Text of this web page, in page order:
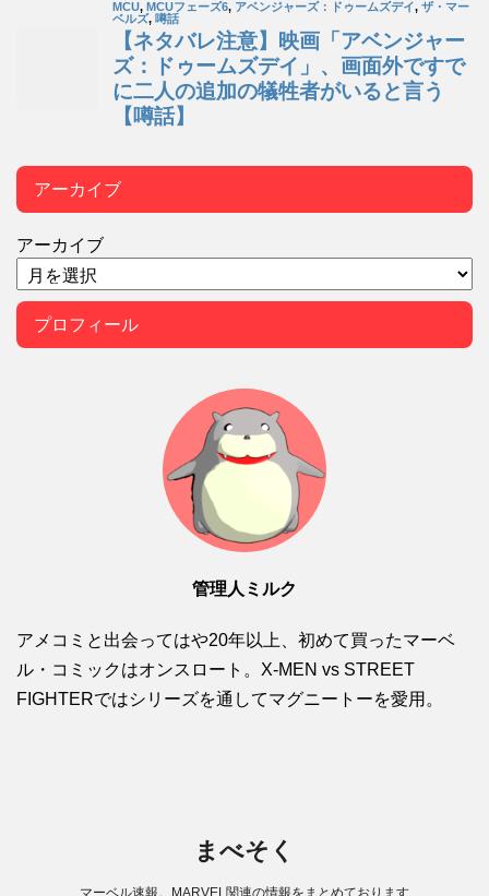
アーカイブ
アーカイブ
プロフィール
管理人ミルク
アメコミと出会ってはや20年以上、初めて買ったマーベ
ル・コミックはオンスロート。X-MEN vs STREET
FIGHTERではシリーズを通してマグニートーを愛用。
まべそく
マーベル速報。MARVEL関連の情報をまとめております